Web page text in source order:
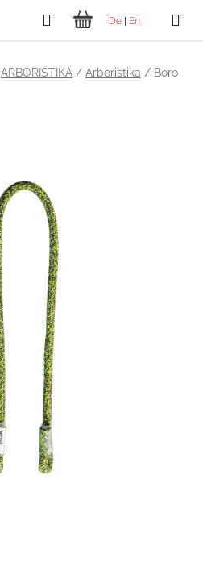
De En
Hledat
NÁKUPNÍ
KOŠÍK
ARBORISTIKA / Arboristika / Boro